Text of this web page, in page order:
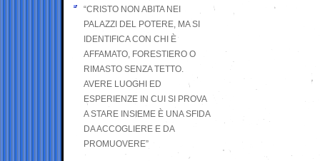
“CRISTO NON ABITA NEI
PALAZZI DEL POTERE, MA SI
IDENTIFICA CON CHI È
AFFAMATO, FORESTIERO O
RIMASTO SENZA TETTO.
AVERE LUOGHI ED
ESPERIENZE IN CUI SI PROVA
A STARE INSIEME È UNA SFIDA
DA ACCOGLIERE E DA
PROMUOVERE”